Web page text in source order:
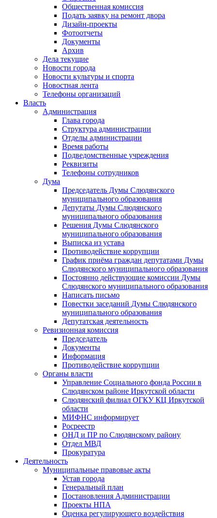
Общественная комиссия
Подать заявку на ремонт двора
Дизайн-проекты
Фотоотчеты
Документы
Архив
Дела текущие
Новости города
Новости культуры и спорта
Новостная лента
Телефоны организаций
Власть
Администрация
Глава города
Структура администрации
Отделы администрации
Время работы
Подведомственные учреждения
Реквизиты
Телефоны сотрудников
Дума
Председатель Думы Слюдянского
муниципального образования
Депутаты Думы Слюдянского
муниципального образования
Решения Думы Слюдянского
муниципального образования
Выписка из устава
Противодействие коррупции
График приёма граждан депутатами Думы
Слюдянского муниципального образования
Постоянно действующие комиссии Думы
Слюдянского муниципального образования
Написать письмо
Повестки заседаний Думы Слюдянского
муниципального образования
Депутатская деятельность
Ревизионная комиссия
Председатель
Документы
Информация
Противодействие коррупции
Органы власти
Управление Социального фонда России в
Слюдянском районе Иркутской области
Слюдянский филиал ОГКУ КЦ Иркутской
области
МИФНС информирует
Росреестр
ОНД и ПР по Слюдянскому району
Отдел МВД
Прокуратура
Деятельность
Муниципальные правовые акты
Устав города
Генеральный план
Постановления Администрации
Проекты НПА
Оценка регулирующего воздействия